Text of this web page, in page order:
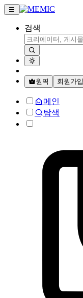
검색
원픽 회원가입
메인
탐색